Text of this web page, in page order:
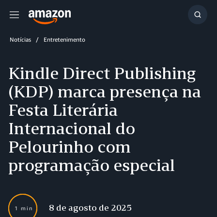
Menu
Notícias Entretenimento
Kindle Direct Publishing
(KDP) marca presença na
Festa Literária
Internacional do
Pelourinho com
programação especial
1 min 8 de agosto de 2025